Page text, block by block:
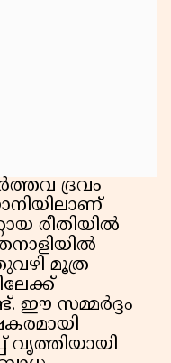
ദ്രവം
രീതിയിൽ
മൂത്ര
ഈ സമ്മർദ്ദം
വൃത്തിയായി